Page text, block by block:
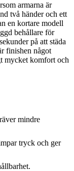
armarna är
två händer och ett
en kortare modell
behållare för
på att städa
finishen något
mycket komfort och
mindre
tryck och ger